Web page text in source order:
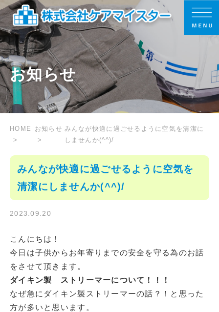
お知らせ
HOME お知らせ みんなが快適に過ごせるように空気を清潔に
しませんか(^^)/
みんなが快適に過ごせるように空気を
清潔にしませんか(^^)/
2023.09.20
こんにちは！
今日は子供からお年寄りまでの安全を守る為のお話
をさせて頂きます。
ダイキン製 ストリーマーについて！！！
なぜ急にダイキン製ストリーマーの話？！と思った
方が多いと思います。